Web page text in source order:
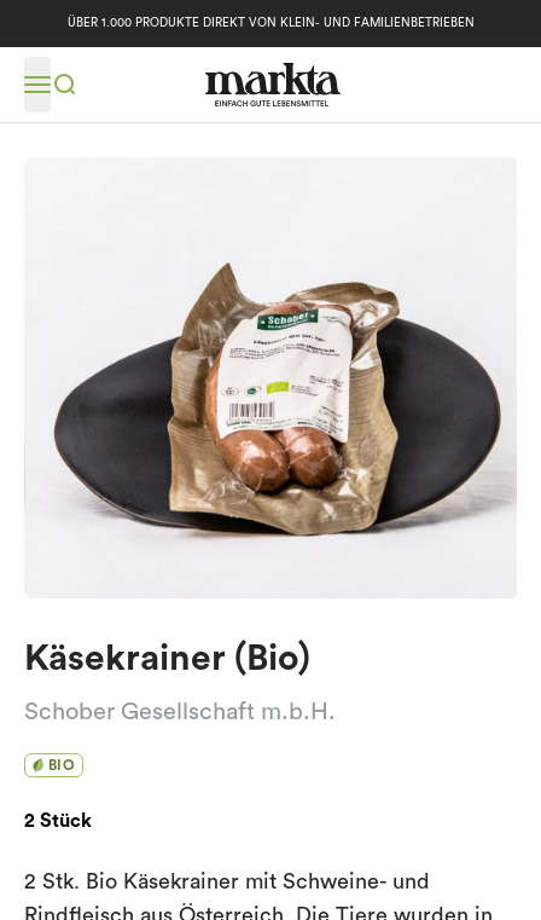
ÜBER 1.000 PRODUKTE DIREKT VON KLEIN- UND FAMILIENBETRIEBEN
Käsekrainer (Bio)
Schober Gesellschaft m.b.H.
BIO
2 Stück
2 Stk. Bio Käsekrainer mit Schweine- und
Rindfleisch aus Österreich. Die Tiere wurden in